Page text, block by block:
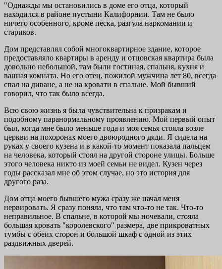
"Однажды мы остановились в доме его отца, который
находился в районе пустыни Калифорнии. Там не было
ничего особенного, кроме песка, разгула наркомании и
стариков.
Дом представлял собой многоквартирное здание, которое
предоставляло квартиры в аренду и отцовская квартира была
довольно небольшой, там были гостиная, спальня, кухня и
ванная комната. Но его отец, пожилой мужчина лет 80, всегда
спал на диване, а не на кровати в спальне. Мой бывший
говорил, что так было всегда.
Всю свою жизнь я была чувствительна к призракам и
подобному паранормальному проявлению. Мой первый опыт
был, когда мне было меньше года и моя семья стояла возле
церкви на похоронах моего двоюродного дяди. Я сидела на
руках у своего кузена и в какой-то момент показала пальцем
на человека, который стоял на другой стороне улицы. Больше
этого человека никто из моей семьи не видел. Кузен через
годы рассказал мне об этом случае, но это история для
другого раза.
Дом отца моего бывшего мужа сразу же начал меня
нервировать. Я сразу поняла, что там что-то не так. Что-то
неправильное. В спальне, в которой мы ночевали, стояла
большая кровать "королевского" размера, две прикроватных
тумбы с обеих сторон и большой шкаф с одной из этих
раздвижных дверей.